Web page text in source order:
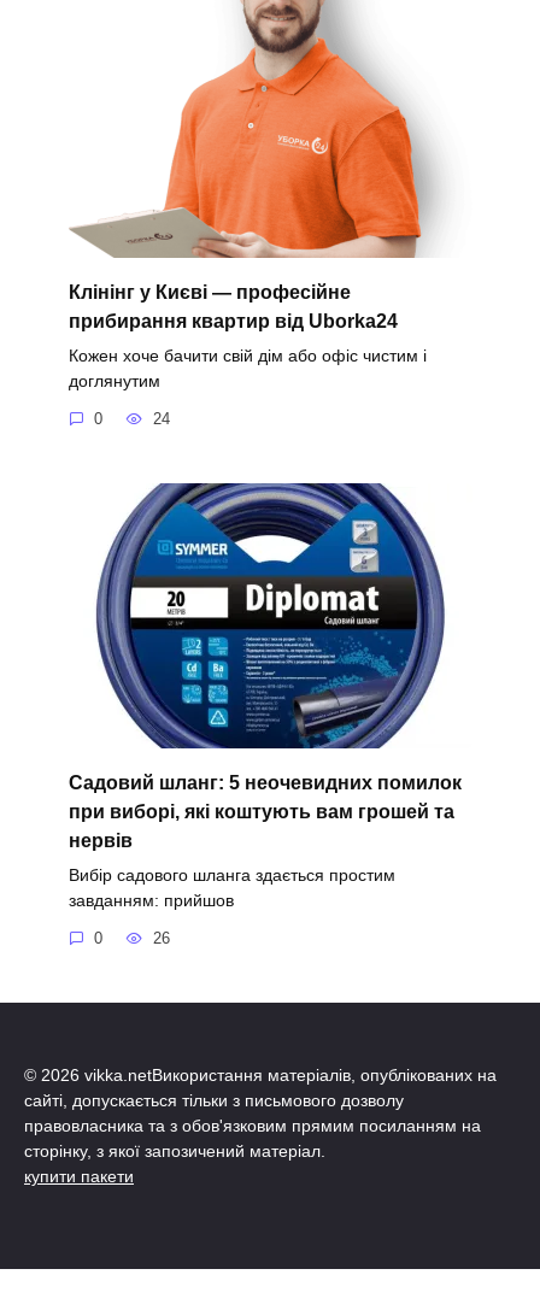
Клінінг у Києві — професійне
прибирання квартир від Uborka24
Кожен хоче бачити свій дім або офіс чистим і
доглянутим
0 24
Садовий шланг: 5 неочевидних помилок
при виборі, які коштують вам грошей та
нервів
Вибір садового шланга здається простим
завданням: прийшов
0 26
© 2026 vikka.netВикористання матеріалів, опублікованих на
сайті, допускається тільки з письмового дозволу
правовласника та з обов'язковим прямим посиланням на
сторінку, з якої запозичений матеріал.
купити пакети